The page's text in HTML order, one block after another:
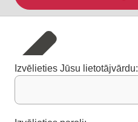
Izvēlieties Jūsu lietotājvārdu: